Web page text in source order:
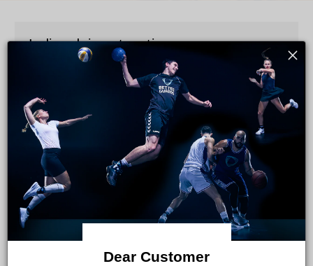
Per dimostrare il funzionamento e il valore aggiunto della nostra
tecnologia, abbiamo condotto uno studio insieme alla
Charité
Berlinoe la TU di Berlino nel 2019. Lo studio è stato finanziato
dal Ministero federale dell'Istruzione e della Ricerca (BMBF).
L'obiettivo dello studio era quello di dimostrare l'efficacia e la
sicurezza del sistema di
Betterguards tecnologia sulle persone
sottoposte a test.
16 atleti con instabilità cronica della caviglia sono stati esaminati
nel laboratorio di analisi del movimento. IlTest di fasciatura
della cavigliaè stato effettuato con e senza il sistema
Betterguards in due giorni diversi.
Indice dei contenuti Display
Dear Customer